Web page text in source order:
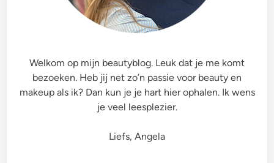
Welkom op mijn beautyblog. Leuk dat je me komt
bezoeken. Heb jij net zo’n passie voor beauty en
makeup als ik? Dan kun je je hart hier ophalen. Ik wens
je veel leesplezier.
Liefs, Angela